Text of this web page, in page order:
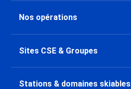
Nos opérations
Sites CSE & Groupes
Stations & domaines skiables